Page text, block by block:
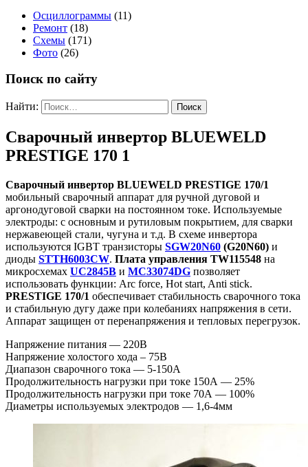
Осциллограммы (11)
Ремонт (18)
Схемы (171)
Фото (26)
Поиск по сайту
Найти:
Сварочный инвертор BLUEWELD
PRESTIGE 170 1
Сварочный инвертор BLUEWELD PRESTIGE 170/1
мобильный сварочный аппарат для ручной дуговой и
аргонодуговой сварки на постоянном токе. Используемые
электроды: с основным и рутиловым покрытием, для сварки
нержавеющей стали, чугуна и т.д. В схеме инвертора
используются IGBT транзисторы SGW20N60 (G20N60) и
диоды STTH6003CW. Плата управления TW115548 на
микросхемах UC2845B и MC33074DG позволяет
использовать функции: Arc force, Hot start, Anti stick.
PRESTIGE 170/1 обеспечивает стабильность сварочного тока
и стабильную дугу даже при колебаниях напряжения в сети.
Аппарат защищен от перенапряжения и тепловых перегрузок.
Напряжение питания — 220В
Напряжение холостого хода – 75В
Диапазон сварочного тока — 5-150А
Продолжительность нагрузки при токе 150А — 25%
Продолжительность нагрузки при токе 70А — 100%
Диаметры используемых электродов — 1,6-4мм